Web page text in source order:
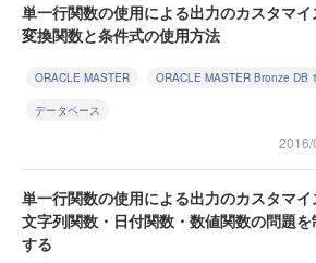
単一行関数の使用による出力のカスタマイ
変換関数と条件式の使用方法
ORACLE MASTER ORACLE MASTER Bronze DB
データベース
2016/
単一行関数の使用による出力のカスタマイ
文字列関数・日付関数・数値関数の問題を
する